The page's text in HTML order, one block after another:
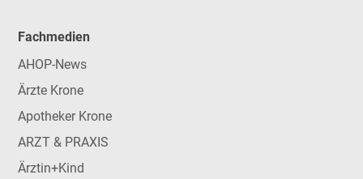
Fachmedien
AHOP-News
Ärzte Krone
Apotheker Krone
ARZT & PRAXIS
Ärztin+Kind